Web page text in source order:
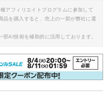
アフィリエイトプログラムに参加して
品を購入すると、売上の一部が弊社に還
AI技術を補助的に活用しております。